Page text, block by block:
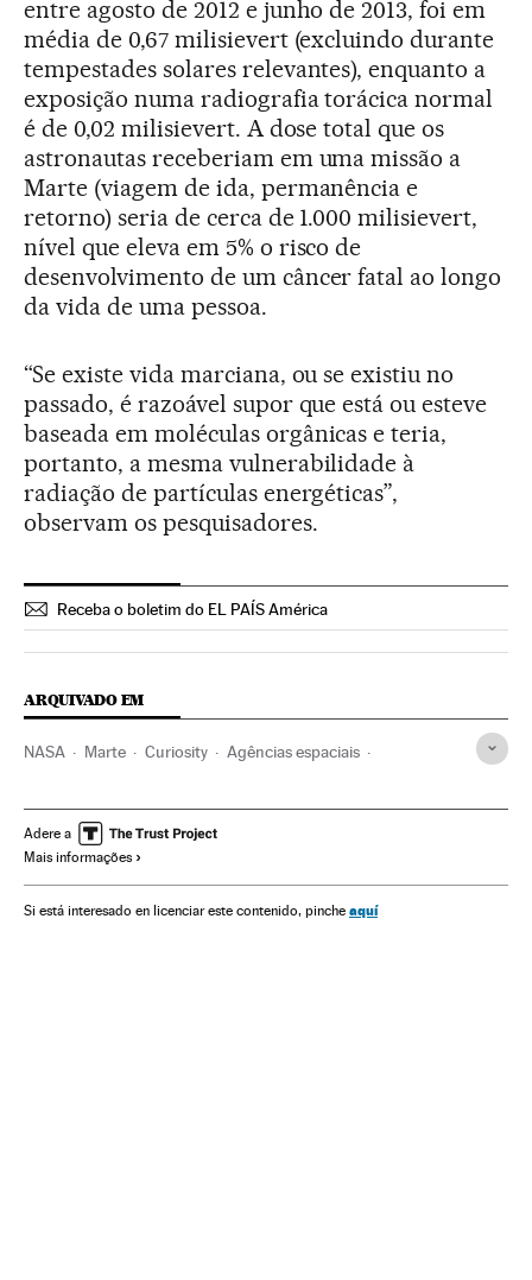
entre agosto de 2012 e junho de 2013, foi em
média de 0,67 milisievert (excluindo durante
tempestades solares relevantes), enquanto a
exposição numa radiografia torácica normal
é de 0,02 milisievert. A dose total que os
astronautas receberiam em uma missão a
Marte (viagem de ida, permanência e
retorno) seria de cerca de 1.000 milisievert,
nível que eleva em 5% o risco de
desenvolvimento de um câncer fatal ao longo
da vida de uma pessoa.
“Se existe vida marciana, ou se existiu no
passado, é razoável supor que está ou esteve
baseada em moléculas orgânicas e teria,
portanto, a mesma vulnerabilidade à
radiação de partículas energéticas”,
observam os pesquisadores.
Receba o boletim do EL PAÍS América
ARQUIVADO EM
NASA Marte Curiosity Agências espaciais
Sistema solar Universo
Exploração espacial
Adere a
Mais informações
Si está interesado en licenciar este contenido, pinche aquí